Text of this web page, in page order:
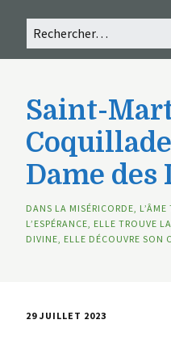
Saint-
Dame des
DANS LA MISÉRICORDE,
L’ESPÉRANCE, ELLE TROUVE
DIVINE, ELLE DÉCOUVRE SON
29 JUILLET 2023